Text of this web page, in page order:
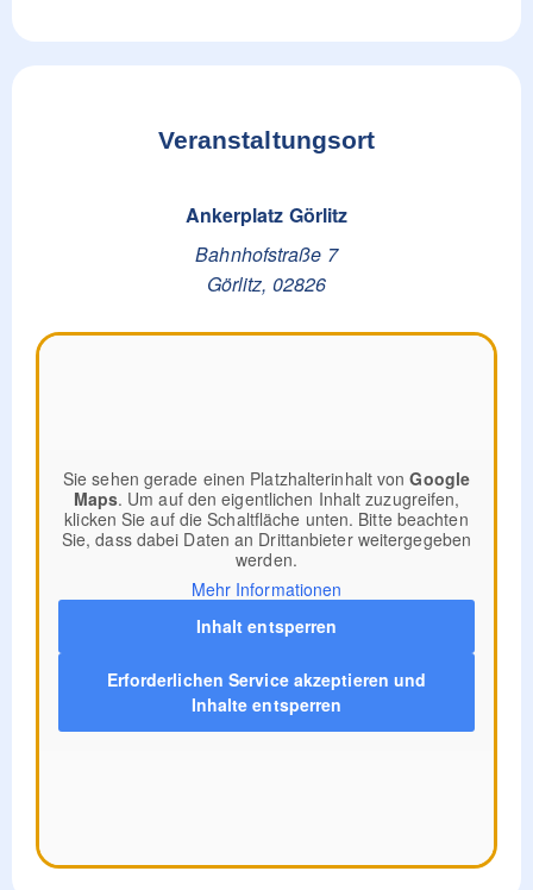
Veranstaltungsort
Ankerplatz Görlitz
Bahnhofstraße 7
Görlitz, 02826
Sie sehen gerade einen Platzhalterinhalt vonGoogle
Maps. Um auf den eigentlichen Inhalt zuzugreifen,
klicken Sie auf die Schaltfläche unten. Bitte beachten
Sie, dass dabei Daten an Drittanbieter weitergegeben
werden.
Mehr Informationen
Inhalt entsperren
Erforderlichen Service akzeptieren und
Inhalte entsperren